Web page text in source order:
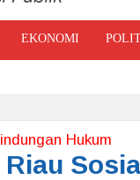
EKONOMI
Hukum